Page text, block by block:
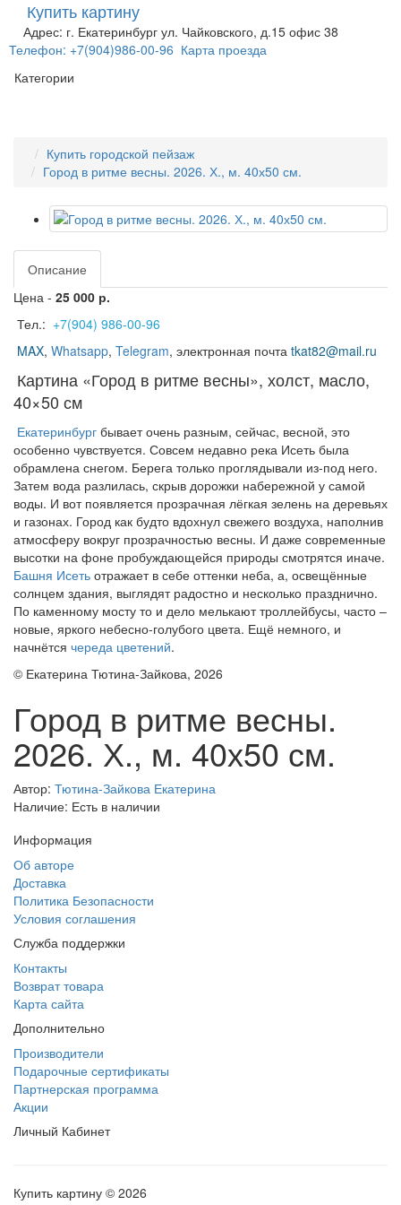
Купить картину
Адрес: г. Екатеринбург ул. Чайковского, д.15 офис 38
Телефон: +7(904)986-00-96 Карта проезда
Категории
Купить городской пейзаж
Город в ритме весны. 2026. Х., м. 40х50 см.
Описание
Цена - 25 000 р.
Тел.: +7(904) 986-00-96
MAX, Whatsapp, Telegram, электронная почта tkat82@mail.ru
Картина «Город в ритме весны», холст, масло,
40×50 см
Екатеринбург бывает очень разным, сейчас, весной, это
особенно чувствуется. Совсем недавно река Исеть была
обрамлена снегом. Берега только проглядывали из-под него.
Затем вода разлилась, скрыв дорожки набережной у самой
воды. И вот появляется прозрачная лёгкая зелень на деревьях
и газонах. Город как будто вдохнул свежего воздуха, наполнив
атмосферу вокруг прозрачностью весны. И даже современные
высотки на фоне пробуждающейся природы смотрятся иначе.
Башня Исеть отражает в себе оттенки неба, а, освещённые
солнцем здания, выглядят радостно и несколько празднично.
По каменному мосту то и дело мелькают троллейбусы, часто –
новые, яркого небесно-голубого цвета. Ещё немного, и
начнётся череда цветений.
© Екатерина Тютина-Зайкова, 2026
Город в ритме весны.
2026. Х., м. 40х50 см.
Автор: Тютина-Зайкова Екатерина
Наличие: Есть в наличии
Информация
Об авторе
Доставка
Политика Безопасности
Условия соглашения
Служба поддержки
Контакты
Возврат товара
Карта сайта
Дополнительно
Производители
Подарочные сертификаты
Партнерская программа
Акции
Личный Кабинет
Купить картину © 2026